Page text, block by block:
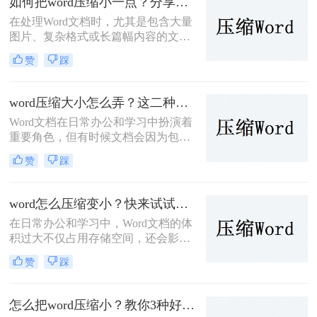
档。
在处理Word文档时，尤其是包含大量
图片、复杂格式或长篇幅内容的文
档，文件体积可能会变得相当庞大。
这不仅会占用大量存储空间，还会影
此，将Word文档压缩至更小体积显得
尤为重要。那么如何把word压缩小一
点呢？本文将介绍两种压缩Word文档
的方法。
赞 踩
word压缩大小怎么弄？这二种压缩方法很实用！
Word文档在日常办公和学习中扮演着
重要角色，但有时候文档会因为包含
大量图片、复杂的格式或嵌入对象而
变得庞大，这不仅会占用大量存储空
速度。因此，压缩Word文档大小成为
一项必要的任务。那么word压缩大小
怎么弄呢？本文将介绍两种压缩Word
文档大小的方法。
赞 踩
word怎么压缩变小？快来试试这些压缩方法！
在日常办公和学习中，Word文档的体
积过大不仅占用存储空间，还会影响
传输速度。那么word怎么压缩变小
呢？为了帮助您有效地减小Word文档
方法。
赞 踩
怎么把word压缩小？教你3种好用的压缩方法！